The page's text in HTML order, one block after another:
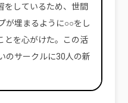
をしているため、世間
が埋まるように○○をし
とを心がけた。この活
のサークルに30人の新